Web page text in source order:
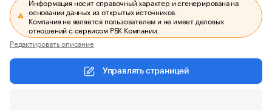
основании данных из открытых источников.
Компания не является пользователем и не имеет деловых
отношений с сервисом РБК Компании.
Редактировать описание
Управлять страницей